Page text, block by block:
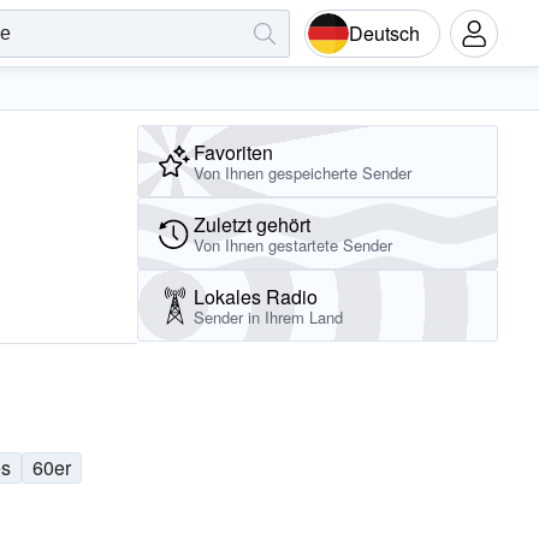
Deutsch
60er
Favoriten
Von Ihnen gespeicherte Sender
Zuletzt gehört
Von Ihnen gestartete Sender
Lokales Radio
Sender in Ihrem Land